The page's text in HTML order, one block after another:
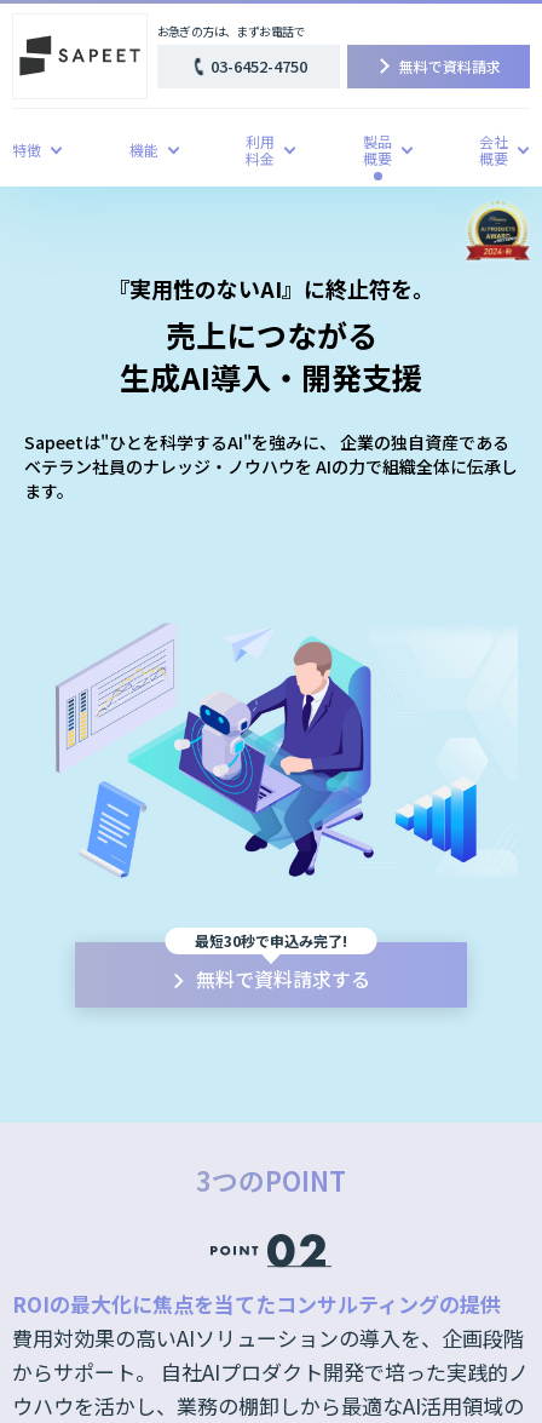
特徴 機能
利用
料金
製品
概要
会社
概要
お急ぎの方は、まずお電話で
03-6452-4750 無料で資料請求
『実用性のないAI』に終止符を。
売上につながる
生成AI導入・開発支援
Sapeetは"ひとを科学するAI"を強みに、 企業の独自資産である
ベテラン社員のナレッジ・ノウハウを AIの力で組織全体に伝承し
ます。
最短30秒で申込み完了!
無料で資料請求する
3つのPOINT
ROIの最大化に焦点を当てたコンサルティングの提供
費用対効果の高いAIソリューションの導入を、企画段階
からサポート。 自社AIプロダクト開発で培った実践的ノ
ウハウを活かし、業務の棚卸しから最適なAI活用領域の